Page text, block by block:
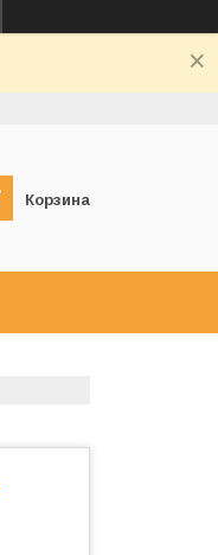
Корзина